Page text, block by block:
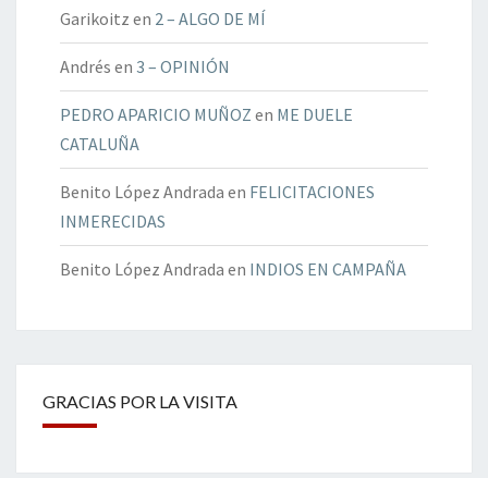
Garikoitz en 2 – ALGO DE MÍ
Andrés en 3 – OPINIÓN
PEDRO APARICIO MUÑOZ en ME DUELE
CATALUÑA
Benito López Andrada en FELICITACIONES
INMERECIDAS
Benito López Andrada en INDIOS EN CAMPAÑA
GRACIAS POR LA VISITA